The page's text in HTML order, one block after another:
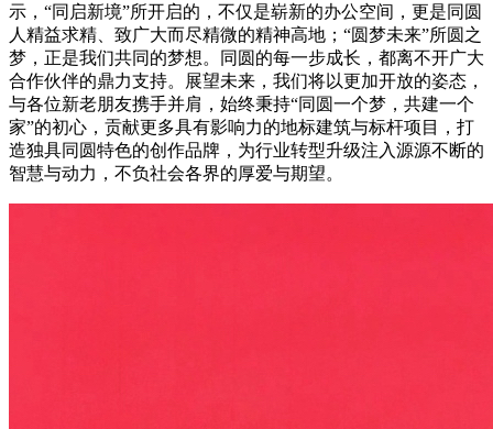
示，“同启新境”所开启的，不仅是崭新的办公空间，更是同圆
人精益求精、致广大而尽精微的精神高地；“圆梦未来”所圆之
梦，正是我们共同的梦想。同圆的每一步成长，都离不开广大
合作伙伴的鼎力支持。展望未来，我们将以更加开放的姿态，
与各位新老朋友携手并肩，始终秉持“同圆一个梦，共建一个
家”的初心，贡献更多具有影响力的地标建筑与标杆项目，打
造独具同圆特色的创作品牌，为行业转型升级注入源源不断的
智慧与动力，不负社会各界的厚爱与期望。